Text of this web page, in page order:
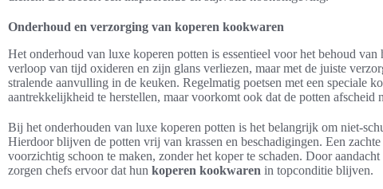
Onderhoud en verzorging van koperen kookwaren
Het onderhoud van luxe koperen potten is essentieel voor het behoud
verloop van tijd oxideren en zijn glans verliezen, maar met de juiste
stralende aanvulling in de keuken. Regelmatig poetsen met een speciale
aantrekkelijkheid te herstellen, maar voorkomt ook dat de potten afscheid
Bij het onderhouden van luxe koperen potten is het belangrijk om niet-
Hierdoor blijven de potten vrij van krassen en beschadigingen. Een
voorzichtig schoon te maken, zonder het koper te schaden. Door
zorgen chefs ervoor dat hun koperen kookwaren in topconditie blijven.